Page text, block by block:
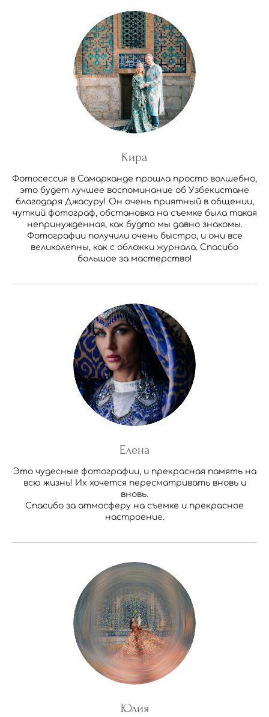
Кира
Фотосессия в Самарканде прошла просто волшебно,
это будет лучшее воспоминание об Узбекистане
благодаря Джасуру! Он очень приятный в общении,
чуткий фотограф, обстановка на съемке была такая
непринужденная, как будто мы давно знакомы.
Фотографии получили очень быстро, и они все
великолепны, как с обложки журнала. Спасибо
большое за мастерство!
Елена
Это чудесные фотографии, и прекрасная память на
всю жизнь! Их хочется пересматривать вновь и
вновь.
Спасибо за атмосферу на съемке и прекрасное
настроение.
Юлия